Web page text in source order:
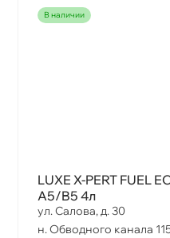
наличии
LUXE X-PERT FUEL
A5/B5 4л
ул. Салова, д. 30
н. Обводного канала